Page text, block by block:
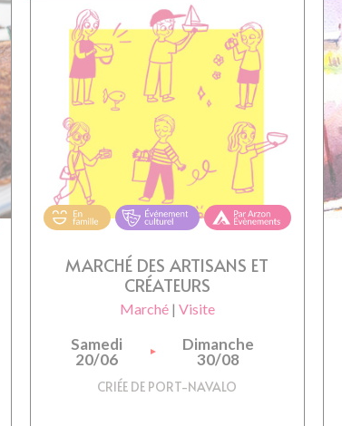
MARCHÉ DES ARTISANS ET
CRÉATEURS
Marché | Visite
Samedi
20/06
Dimanche
30/08
CRIÉE DE PORT-NAVALO